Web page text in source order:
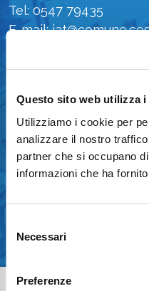
Questo sito web utilizza i
Utilizziamo i cookie per
analizzare il nostro
partner che si occupano
informazioni che ha
del
consenso
Necessari
Preferenze
Tel: 0547 79435
E-mail:
Contattaci
Area Operatori